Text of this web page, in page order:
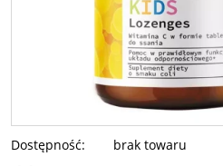
Dostępność: brak towaru